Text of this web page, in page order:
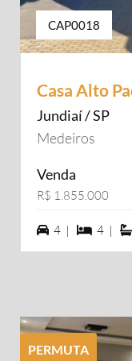
CAP0018
Casa Alto
Jundiaí / SP
Medeiros
Venda
R$ 1.855.000
4 vagas na
4 | 44 |
PERMUTA